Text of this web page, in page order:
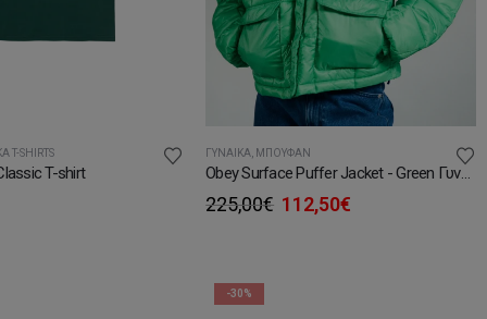
T-SHIRTS
T-shirt
ΓΥΝΑΊΚΑ ΜΠΟΥΦΆΝ
Obey Surface Puffer Jacket - Green Γυναικείο Μπουφάν
225,00€ Original
112,50€
-30%